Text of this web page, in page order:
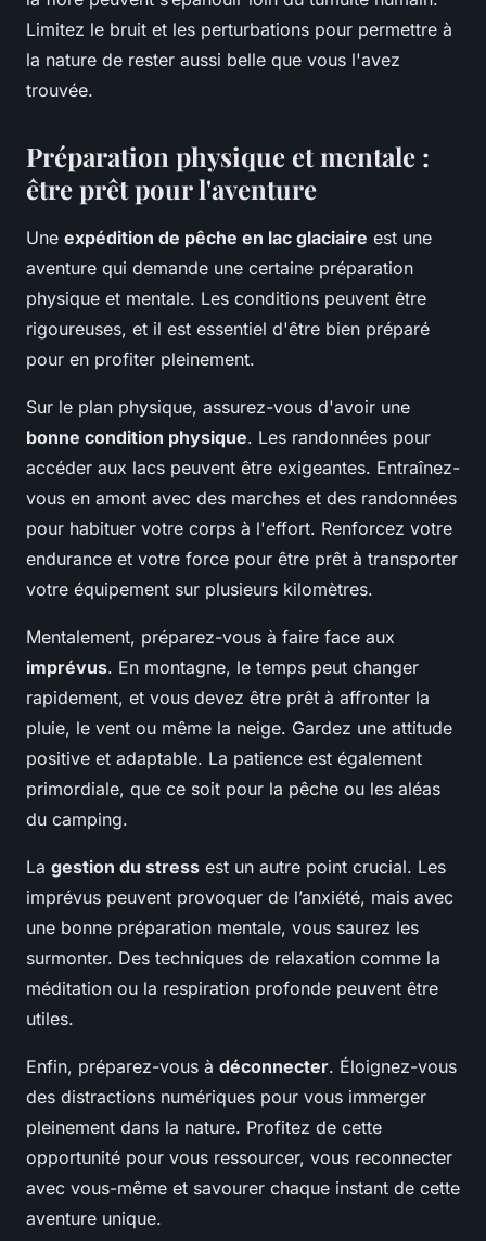
Limitez le bruit et les perturbations pour permettre à
la nature de rester aussi belle que vous l'avez
trouvée.
Préparation physique et mentale :
être prêt pour l'aventure
Une expédition de pêche en lac glaciaire est une
aventure qui demande une certaine préparation
physique et mentale. Les conditions peuvent être
rigoureuses, et il est essentiel d'être bien préparé
pour en profiter pleinement.
Sur le plan physique, assurez-vous d'avoir une
bonne condition physique. Les randonnées pour
accéder aux lacs peuvent être exigeantes. Entraînez-
vous en amont avec des marches et des randonnées
pour habituer votre corps à l'effort. Renforcez votre
endurance et votre force pour être prêt à transporter
votre équipement sur plusieurs kilomètres.
Mentalement, préparez-vous à faire face aux
imprévus. En montagne, le temps peut changer
rapidement, et vous devez être prêt à affronter la
pluie, le vent ou même la neige. Gardez une attitude
positive et adaptable. La patience est également
primordiale, que ce soit pour la pêche ou les aléas
du camping.
La gestion du stress est un autre point crucial. Les
imprévus peuvent provoquer de l’anxiété, mais avec
une bonne préparation mentale, vous saurez les
surmonter. Des techniques de relaxation comme la
méditation ou la respiration profonde peuvent être
utiles.
Enfin, préparez-vous à déconnecter. Éloignez-vous
des distractions numériques pour vous immerger
pleinement dans la nature. Profitez de cette
opportunité pour vous ressourcer, vous reconnecter
avec vous-même et savourer chaque instant de cette
aventure unique.